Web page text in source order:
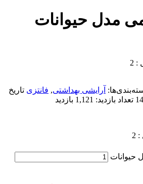
حیوانات
بهداشتی,فانتزی تاریخ
1,121 بازدید